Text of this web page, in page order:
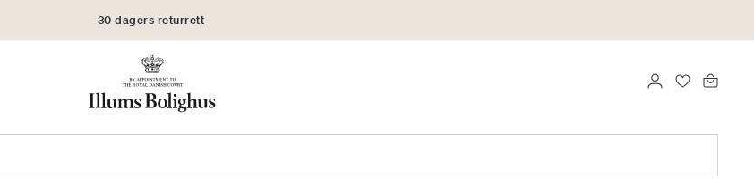
30 dagers returrett
LOGG INN